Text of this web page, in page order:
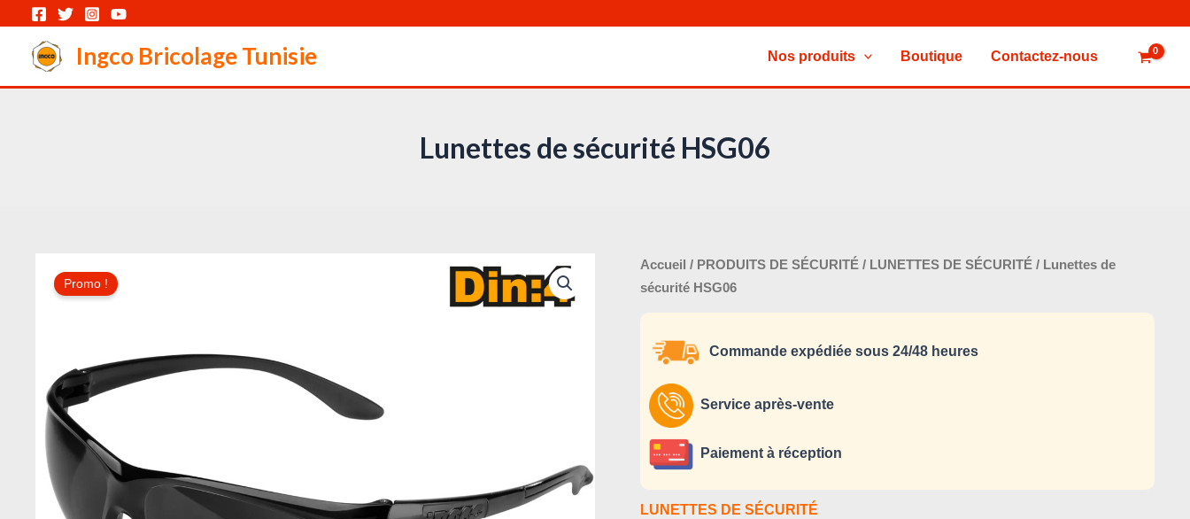
contenu
Ingco Bricolage Tunisie Nos produits Boutique Contactez-nous
Lunettes de sécurité HSG06
Promo !
Accueil / PRODUITS DE SÉCURITÉ/ LUNETTES DE SÉCURITÉ/ Lunettes de
sécurité HSG06
Commande expédiée sous 24/48 heures
Service après-vente
Paiement à réception
LUNETTES DE SÉCURITÉ
Le
15,000 د.ت.
Le
10,000 د.ت.
quantité
de
sécurité